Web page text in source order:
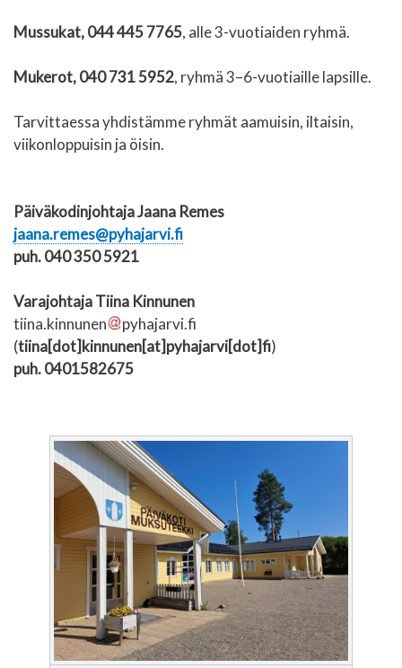
Mussukat, 044 445 7765, alle 3-vuotiaiden ryhmä.
Mukerot, 040 731 5952, ryhmä 3–6-vuotiaille lapsille.
Tarvittaessa yhdistämme ryhmät aamuisin, iltaisin,
viikonloppuisin ja öisin.
Päiväkodinjohtaja Jaana Remes
jaana.remes@pyhajarvi.fi
puh. 040 350 5921
Varajohtaja Tiina Kinnunen
tiina.kinnunen
pyhajarvi.fi
(tiina[dot]kinnunen[at]pyhajarvi[dot]fi)
puh. 0401582675